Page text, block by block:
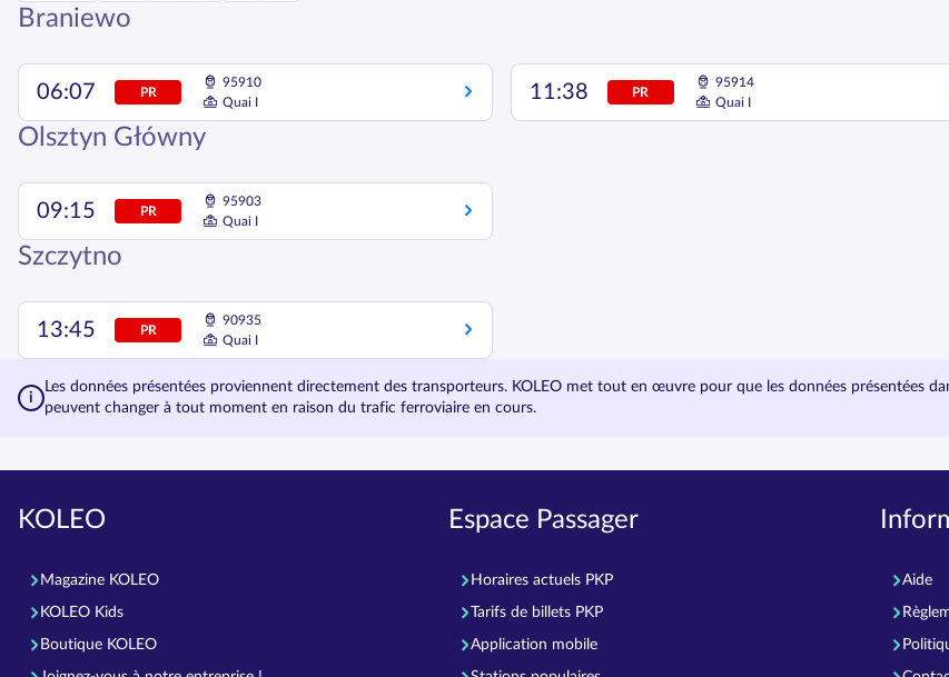
Braniewo
06:07 PR
95910
Quai I
11:38 PR
95914
Quai I
Olsztyn Główny
09:15 PR
95903
Quai I
Szczytno
13:45 PR
90935
Quai I
Les données présentées proviennent directement des transporteurs. KOLEO met tout en œuvre pour que les données présentées
peuvent changer à tout moment en raison du trafic ferroviaire en cours.
KOLEO
Magazine KOLEO
KOLEO Kids
Boutique KOLEO
Espace Passager
Horaires actuels PKP
Tarifs de billets PKP
Application mobile
Aide